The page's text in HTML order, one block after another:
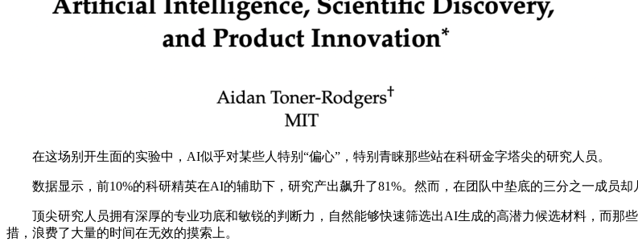
在这场别开生面的实验中，AI似乎对某些人特别“偏心”，特别青睐那些站在科研金字塔尖的研究人员。
数据显示，前10%的科研精英在AI的辅助下，研究产出飙升了81%。然而，在团队中垫底的三分之一成员却
顶尖研究人员拥有深厚的专业功底和敏锐的判断力，自然能够快速筛选出AI生成的高潜力候选材料，而那
措，浪费了大量的时间在无效的摸索上。